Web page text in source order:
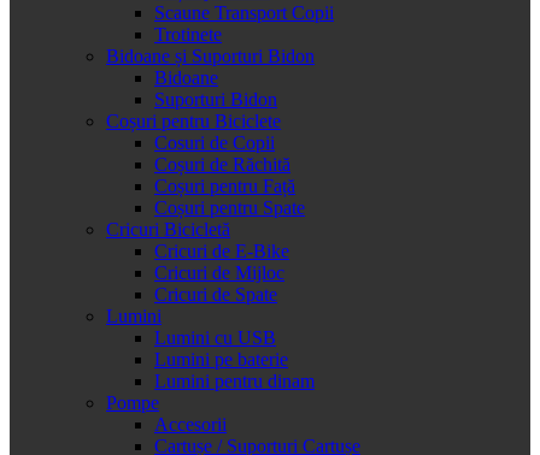
Scaune Transport Copii
Trotinete
Bidoane și Suporturi Bidon
Bidoane
Suporturi Bidon
Coșuri pentru Biciclete
Cosuri de Copii
Coșuri de Răchită
Coșuri pentru Față
Coșuri pentru Spate
Cricuri Bicicletă
Cricuri de E-Bike
Cricuri de Mijloc
Cricuri de Spate
Lumini
Lumini cu USB
Lumini pe baterie
Lumini pentru dinam
Pompe
Accesorii
Cartușe / Suporturi Cartușe